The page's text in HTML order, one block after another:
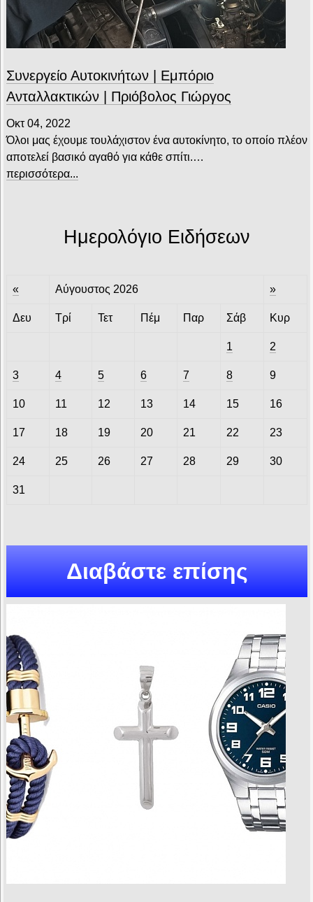
Συνεργείο Αυτοκινήτων | Εμπόριο
Ανταλλακτικών | Πριόβολος Γιώργος
Οκτ 04, 2022
Όλοι μας έχουμε τουλάχιστον ένα αυτοκίνητο, το οποίο πλέον
αποτελεί βασικό αγαθό για κάθε σπίτι.…
περισσότερα...
Ημερολόγιο Ειδήσεων
« Αύγουστος 2026 »
Δευ Τρί Τετ Πέμ Παρ Σάβ Κυρ
1 2
3 4 5 6 7 8 9
10 11 12 13 14 15 16
17 18 19 20 21 22 23
24 25 26 27 28 29 30
31
Διαβάστε επίσης